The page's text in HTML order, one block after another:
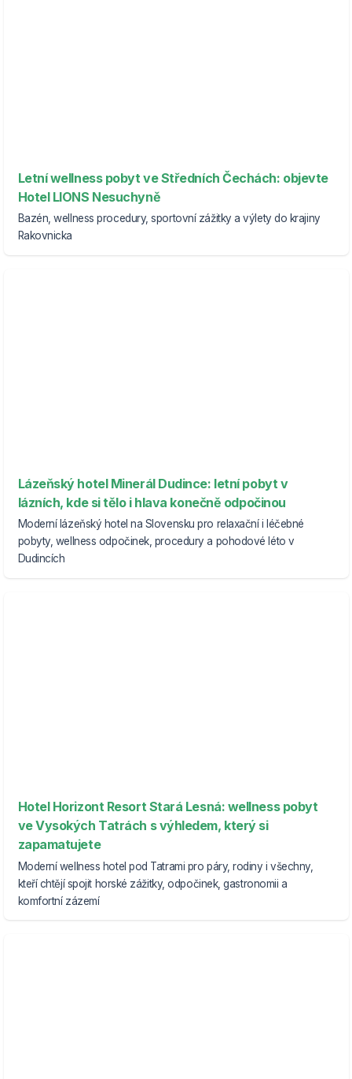
Letní wellness pobyt ve Středních Čechách: objevte
Hotel LIONS Nesuchyně
Bazén, wellness procedury, sportovní zážitky a výlety do krajiny
Rakovnicka
Lázeňský hotel Minerál Dudince: letní pobyt v
lázních, kde si tělo i hlava konečně odpočinou
Moderní lázeňský hotel na Slovensku pro relaxační i léčebné
pobyty, wellness odpočinek, procedury a pohodové léto v
Dudincích
Hotel Horizont Resort Stará Lesná: wellness pobyt
ve Vysokých Tatrách s výhledem, který si
zapamatujete
Moderní wellness hotel pod Tatrami pro páry, rodiny i všechny,
kteří chtějí spojit horské zážitky, odpočinek, gastronomii a
komfortní zázemí